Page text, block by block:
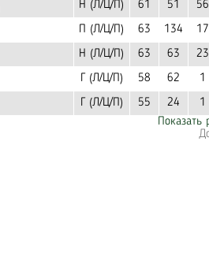
Н (Л/Ц/П) 61 51 56
П (Л/Ц/П) 63 134 17
Н (Л/Ц/П) 63 63 23
Г (Л/Ц/П) 58 62 1
Г (Л/Ц/П) 55 24
1
Показать